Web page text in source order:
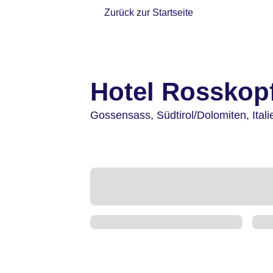
Zurück zur Startseite
Hotel
Gossensass, Südtirol/Dolomiten,